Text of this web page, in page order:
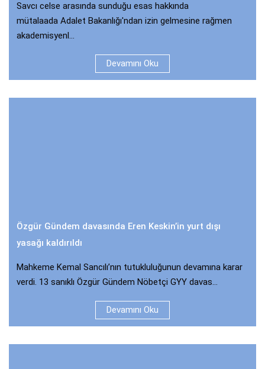
Savcı celse arasında sunduğu esas hakkında
mütalaada Adalet Bakanlığı'ndan izin gelmesine rağmen
akademisyenl...
Devamını Oku
Özgür Gündem davasında Eren Keskin’in yurt dışı
yasağı kaldırıldı
Mahkeme Kemal Sancılı’nın tutukluluğunun devamına karar
verdi. 13 sanıklı Özgür Gündem Nöbetçi GYY davas...
Devamını Oku